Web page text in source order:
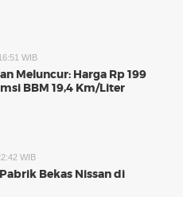
WIB
Meluncur: Harga Rp 199
BBM 19,4 Km/Liter
WIB
Bekas Nissan di